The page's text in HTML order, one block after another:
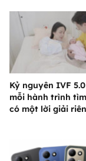
Kỷ nguyên IVF
mỗi hành trình
có một lời giải